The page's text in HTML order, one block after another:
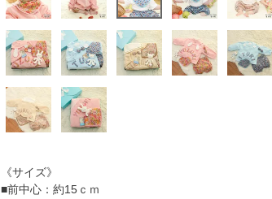
《サイズ》
■前中心：約15ｃｍ